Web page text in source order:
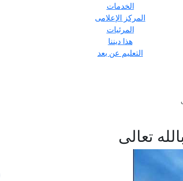
الخدمات
المركز الإعلامى
المرئيات
هذا ديننا
التعليم عن بعد
تعالى